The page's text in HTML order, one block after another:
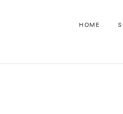
HOME